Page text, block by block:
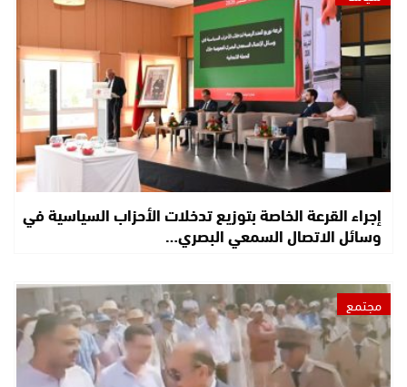
إجراء القرعة الخاصة بتوزيع تدخلات الأحزاب السياسية في
وسائل الاتصال السمعي البصري…
مجتمع